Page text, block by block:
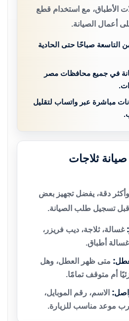
الأطباق، مع استخدام قطع
أعمال الصيانة.
التاسعة صباحًا حتى الحادية
في جميع محافظات مصر
مباشرة عبر واتساب لتقليل
ثلاجات
دقة، يفضل تجهيز بعض
قبل تسجيل طلب الصيانة.
غسالة، ثلاجة، ديب فريزر،
أطباق.
متى ظهر العطل، وهل
أم متوقف تمامًا.
الاسم، رقم الموبايل،
موعد مناسب للزيارة.